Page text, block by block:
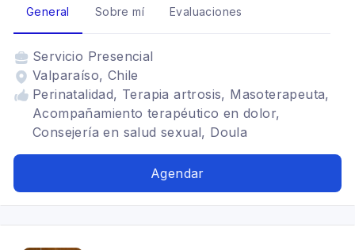
General Sobre mí Evaluaciones
Servicio Presencial
Valparaíso, Chile
Perinatalidad, Terapia artrosis, Masoterapeuta,
Acompañamiento terapéutico en dolor,
Consejería en salud sexual, Doula
Agendar